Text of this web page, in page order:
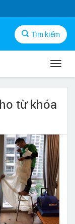
Tìm kiếm
từ khóa